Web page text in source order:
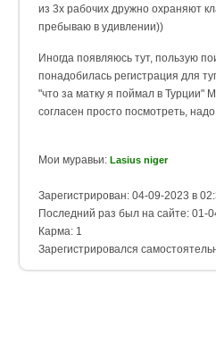
из 3х рабочих дружно охраняют
пребываю в удивлении))
Иногда появляюсь тут, пользую
понадобилась регистрация для
"что за матку я поймал в Турции"
согласен просто посмотреть, надо
Мои муравьи: Lasius niger
Зарегистрирован: 04-09-2023 в
Последний раз был на сайте: 01-
Карма: 1
Зарегистрировался